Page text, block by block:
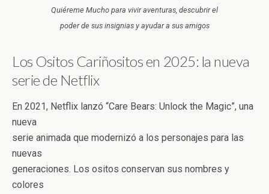
Quiéreme Mucho para vivir aventuras, descubrir el
poder de sus insignias y ayudar a sus amigos
Los Ositos Cariñositos en 2025: la nueva
serie de Netflix
En 2021, Netflix lanzó “Care Bears: Unlock the Magic”, una
nueva
serie animada que modernizó a los personajes para las
nuevas
generaciones. Los ositos conservan sus nombres y
colores